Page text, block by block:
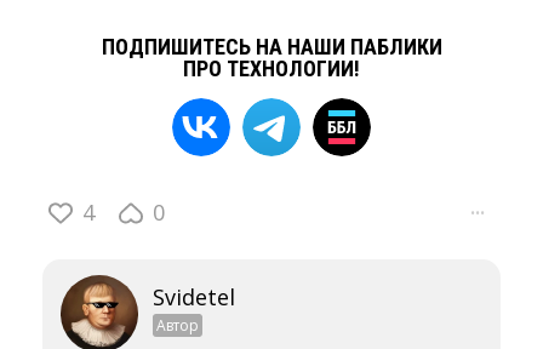
ПОДПИШИТЕСЬ НА НАШИ ПАБЛИКИ
ПРО ТЕХНОЛОГИИ!
4 0 ···
Svidetel
Автор